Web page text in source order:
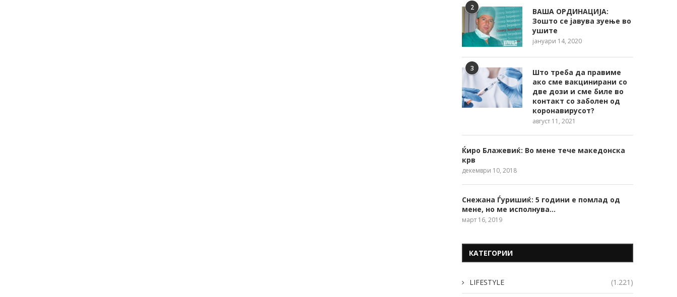
2
ВАША ОРДИНАЦИЈА:
Зошто се јавува зуење во
ушите
јануари 14, 2020
3
Што треба да правиме
ако сме вакцинирани со
две дози и сме биле во
контакт со заболен од
коронавирусот?
август 11, 2021
Ќиро Блажевиќ: Во мене тече македонска
крв
декември 10, 2018
Снежана Ѓуришиќ: 5 години е помлад од
мене, но ме исполнува…
март 16, 2019
КАТЕГОРИИ
LIFESTYLE (1.221)